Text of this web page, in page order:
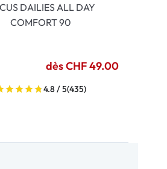
DAILIES ALL DAY
COMFORT 90
dès CHF 49.00
4.8 / 5(435)